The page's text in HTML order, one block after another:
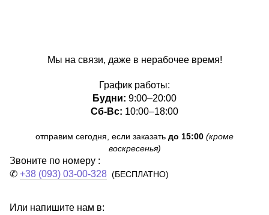
Мы на связи, даже в нерабочее время!
График работы:
Будни: 9:00–20:00
Сб-Вс: 10:00–18:00
отправим сегодня, если заказать до 15:00 (кроме
воскресенья)
Звоните по номеру :
✆ +38 (093) 03-00-328 (БЕСПЛАТНО)
Или напишите нам в: